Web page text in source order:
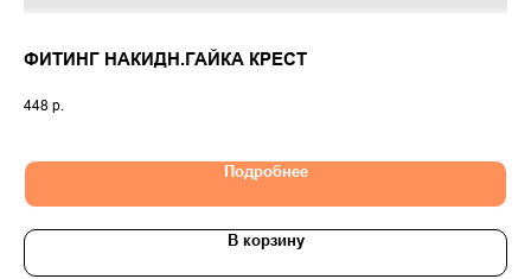
ФИТИНГ НАКИДН.ГАЙКА КРЕСТ
448 р.
Подробнее
В корзину